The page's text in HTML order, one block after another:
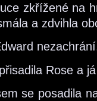
zkřížené na
a zdvihla
přisadila Rose a
se posadila